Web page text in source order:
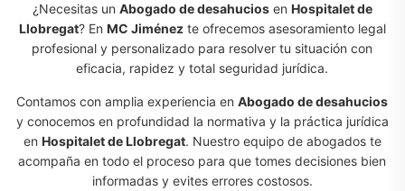
¿Necesitas un Abogado de desahuciosen Hospitalet de
Llobregat? En MC Jiménezte ofrecemos asesoramiento legal
profesional y personalizado para resolver tu situación con
eficacia, rapidez y total seguridad jurídica.
Contamos con amplia experiencia enAbogado de desahucios
y conocemos en profundidad la normativa y la práctica jurídica
en Hospitalet de Llobregat. Nuestro equipo de abogados te
acompaña en todo el proceso para que tomes decisiones bien
informadas y evites errores costosos.